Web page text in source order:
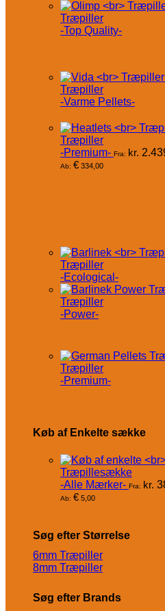
Træpiller
-Top Quality-
Træpiller
-Varme Pellets-
Træpiller
-Premium- Fra: kr.
Ab: € 334,00
Træpiller
-Ecological-
Træpiller
-Power-
Træpiller
-Premium-
Køb af Enkelte sække
Træpillesække
-Alle Mærker- Fra: kr.
Ab: € 5,00
Søg efter Størrelse
6mm Træpiller
8mm Træpiller
Søg efter Brands